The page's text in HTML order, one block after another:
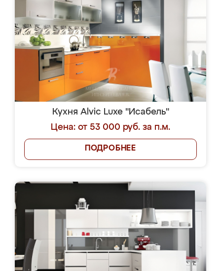
Кухня Alvic Luxe "Исабель"
Цена: от 53 000 руб. за п.м.
ПОДРОБНЕЕ